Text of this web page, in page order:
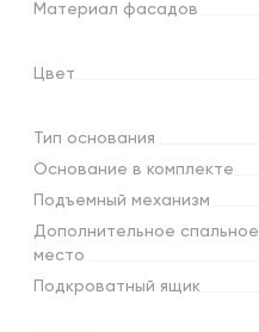
Материал фасадов
Цвет
Тип основания
Основание в комплекте
Подъемный механизм
Дополнительное спальное
место
Подкроватный ящик